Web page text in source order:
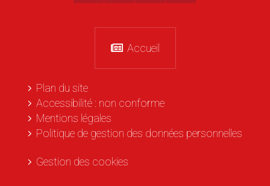
Accueil
Plan du site
Accessibilité : non conforme
Mentions légales
Politique de gestion des données personnelles
Gestion des cookies